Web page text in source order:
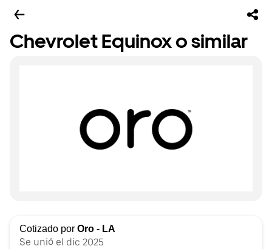
Chevrolet Equinox o similar
Cotizado por Oro - LA
Se unió el dic 2025